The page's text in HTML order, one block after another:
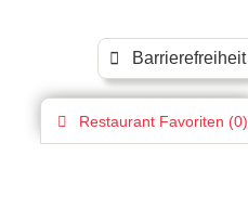
Barrierefreiheit
Restaurant Favoriten (0)